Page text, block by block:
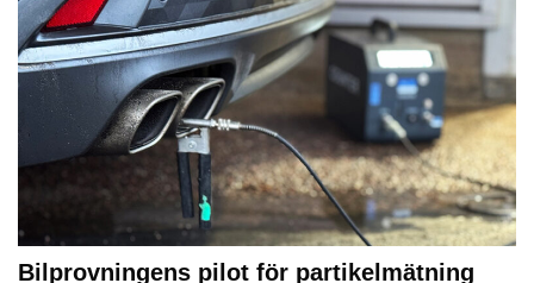
Bilprovningens pilot för partikelmätning